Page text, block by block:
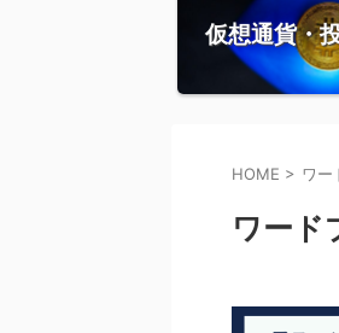
仮想通貨・
HOME > ワー
ワード